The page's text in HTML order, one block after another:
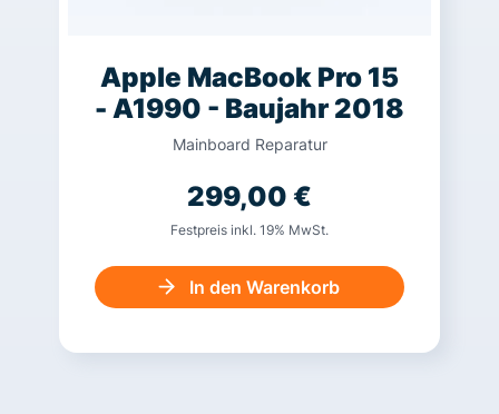
Apple MacBook Pro 15
- A1990 - Baujahr 2018
Mainboard Reparatur
299,00 €
Festpreis inkl. 19% MwSt.
In den Warenkorb